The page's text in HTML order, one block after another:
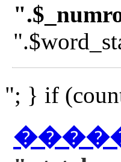
"; } if